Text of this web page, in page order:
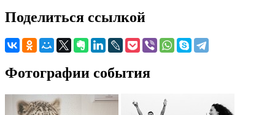
Поделиться ссылкой
Фотографии события